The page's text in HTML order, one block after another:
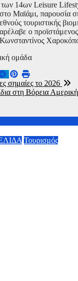
των 14ων Leisure
Μαϊάμι, παρουσία
τουριστικής
ο
ομάδα
σημαίες το 2026
στη Βόρεια
Τουρισμός